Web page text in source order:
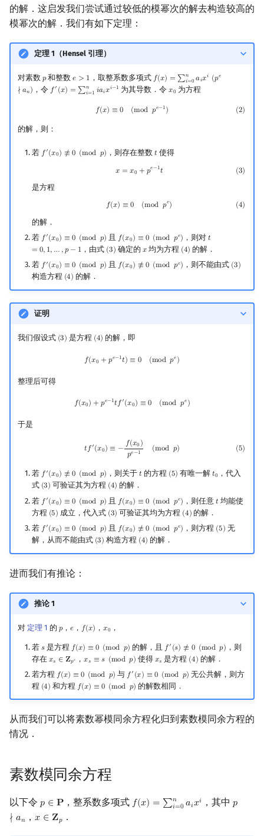
Lyndon 分解
Main–Lorentz 算法
动态树
析合树
PQ 树
平面图
弦图
图的着色
矩阵树定理
LGV 引理
最大团搜索算法
支配树
图上随机游走
的解．这启发我们尝试通过较低的模幂次的解去构造较高的
模幂次的解．我们有如下定理：
定理 1（Hensel 引理）
对素数𝑝
p和整数 𝑒 > 1
e >1 ，取整系数多项式 𝑓(𝑥) = ∑𝑛
𝑖=0 𝑎𝑖𝑥𝑖 (𝑝𝑒
∤ 𝑎𝑛)
f(x)= ∑i= 0naix i (pe ∤an
，令 𝑓′ (𝑥) = ∑𝑛
𝑖=1 𝑖𝑎𝑖𝑥𝑖−1
f′( x)=∑ i= 1niaix i−1 为其导数．令 𝑥0
x0 为方程
𝑓(𝑥) ≡ 0 (mod 𝑝𝑒−1) (2)
(2)f (x) ≡ modp e−1)
的解，则：
若 𝑓′(𝑥0) ≢ 0 (mod 𝑝)
f′( x0)≢0( modp) ，则存在整数 𝑡t 使得
𝑥 = 𝑥0 +𝑝𝑒−1𝑡 (3)
(3 )x =x0 +pe−1t
是方程
𝑓(𝑥) ≡ 0 (mod 𝑝𝑒) (4)
(4)f (x) ≡ modp e)
的解．
若 𝑓′(𝑥0) ≡ 0 (mod 𝑝)
f′( x0)≡ 0(modp) 且 𝑓(𝑥0) ≡ 0 (mod 𝑝𝑒)
f(x0)≡ 0( modpe) ，则对𝑡
= 0, 1, … ,𝑝 − 1
t
，由式 (3)
(3) 确定的 𝑥
x均为方程 (4)
(4) 的解．
若 𝑓′(𝑥0) ≡ 0 (mod 𝑝)
f′( x0)≡ 0(modp) 且 𝑓(𝑥0) ≢ 0 (mod 𝑝𝑒)
f(x0)≢0 (modpe ，则不能由式 (3)
(3)
构造方程 (4)
(4) 的解．
证明
我们假设式 (3)
(3) 是方程 (4)
(4) 的解，即
𝑓(𝑥0 +𝑝𝑒−1𝑡) ≡ 0 (mod 𝑝𝑒)
f( x0 +pe−1t )≡ 0( modpe
整理后可得
𝑓(𝑥0) +𝑝𝑒−1𝑡𝑓′(𝑥0) ≡ 0 (mod 𝑝𝑒)
f( x0 )+pe− 1tf′(x0 ≡0(modpe)
于是
𝑡𝑓′(𝑥0) ≡ − 𝑓(𝑥0 )
𝑝𝑒−1 (mod 𝑝) (5)
5) t x (x0)pe ( mod
若 𝑓′(𝑥0) ≢ 0 (mod 𝑝)
f′( x0)≢0( modp) ，则关于 𝑡t 的方程 (5)
(5) 有唯一解 𝑡0
t0 ，代入
式 (3)
(3) 可验证其为方程 (4)
(4) 的解．
若 𝑓′(𝑥0) ≡ 0 (mod 𝑝)
f′( x0)≡ 0(modp) 且 𝑓(𝑥0) ≡ 0 (mod 𝑝𝑒)
f(x0)≡ 0( modpe) ，则任意𝑡t 均能使
方程 (5)
(5) 成立，代入式 (3)
(3) 可验证其均为方程 (4)
(4) 的解．
若 𝑓′(𝑥0) ≡ 0 (mod 𝑝)
f′( x0)≡ 0(modp) 且 𝑓(𝑥0) ≢ 0 (mod 𝑝𝑒)
f(x0)≢0 (modpe ，则方程 (5)
(5) 无
解，从而不能由式 (3)
(3) 构造方程 (4)
(4) 的解．
进而我们有推论：
推论 1
对 定理 1 的 𝑝
p， 𝑒
e， 𝑓(𝑥)
f(x) ，𝑥0
x0 ，
若 𝑠
s是方程 𝑓(𝑥) ≡ 0 (mod 𝑝)
f(x)≡ 0(modp) 的解，且 𝑓′ (𝑠) ≢ 0 (mod 𝑝)
f′( s)≢0 modp)
，则
存在 𝑥𝑠 ∈ 𝐙𝑝𝑒
xs ∈Z pe ，𝑥𝑠 ≡ 𝑠 (mod 𝑝)
xs ≡s (modp) 使得 𝑥𝑠
xs 是方程 (4)
(4) 的解．
若方程 𝑓(𝑥) ≡ 0 (mod 𝑝)
f(x)≡ 0(modp) 与 𝑓′ (𝑥) ≡ 0 (mod 𝑝)
f′( x)≡ 0(modp)
无公共解，则方
程 (4)
(4) 和方程 𝑓(𝑥) ≡ 0 (mod 𝑝)
f(x)≡ 0(modp) 的解数相同．
从而我们可以将素数幂模同余方程化归到素数模同余方程的
情况．
素数模同余方程
以下令 𝑝 ∈ 𝐏
p ∈ P ，整系数多项式 𝑓(𝑥) = ∑𝑛
𝑖=0𝑎𝑖𝑥𝑖
f(x)= ∑i= 0naixi ，其中𝑝
∤ 𝑎𝑛
p
，𝑥 ∈ 𝐙𝑝
x∈Z p ．